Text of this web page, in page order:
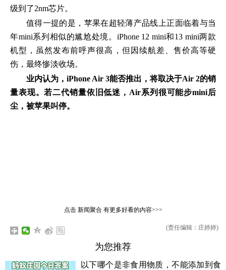
级到了2nm芯片。
值得一提的是，苹果在超轻薄产品线上正面临着与当
年mini系列相似的尴尬处境。iPhone 12 mini和13 mini两款
机型，虽然发布前呼声很高，但因续航差、售价高等硬
伤，最终惨淡收场。
业内认为，iPhone Air 3能否推出，将取决于Air 2的销
量表现。若二代销量依旧低迷，Air系列很可能步mini后
尘，被苹果叫停。
点击 新闻聚合有更多好看的内容>>>
(责任编辑：庄婷婷)
为您推荐
以下哪个是非食用物质，不能添加到食